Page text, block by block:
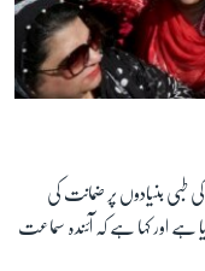
طبی بنیادوں پر ضمانت کی
ہے اور کہا ہے کہ آئندہ سماعت